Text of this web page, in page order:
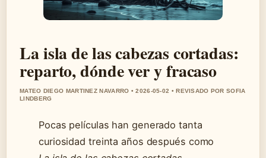
La isla de las cabezas cortadas:
reparto, dónde ver y fracaso
MATEO DIEGO MARTINEZ NAVARRO • 2026-05-02 • REVISADO POR SOFIA
LINDBERG
Pocas películas han generado tanta
curiosidad treinta años después como